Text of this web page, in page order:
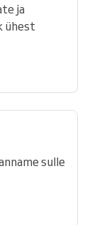
ja
ühest
sulle